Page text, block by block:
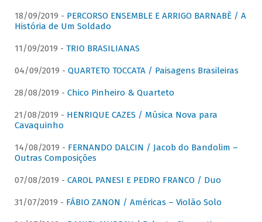
18/09/2019 - PERCORSO ENSEMBLE E ARRIGO BARNABÈ / A
História de Um Soldado
11/09/2019 - TRIO BRASILIANAS
04/09/2019 - QUARTETO TOCCATA / Paisagens Brasileiras
28/08/2019 - Chico Pinheiro & Quarteto
21/08/2019 - HENRIQUE CAZES / Música Nova para
Cavaquinho
14/08/2019 - FERNANDO DALCIN / Jacob do Bandolim –
Outras Composições
07/08/2019 - CAROL PANESI E PEDRO FRANCO / Duo
31/07/2019 - FÁBIO ZANON / Américas – Violão Solo